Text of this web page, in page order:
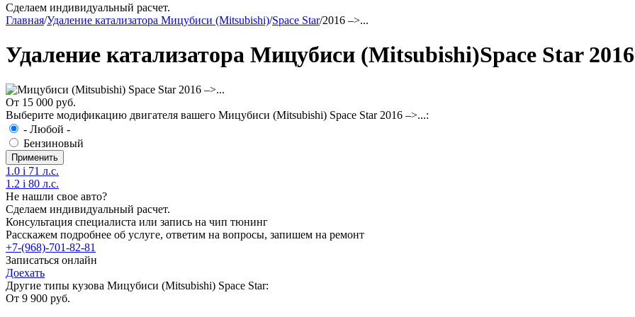
Сделаем индивидуальный расчет.
Главная/Удаление катализатора Мицубиси (Mitsubishi)/Space Star/2016 –>...
Удаление катализатора Мицубиси (Mitsubishi)Space Star
От 15 000 руб.
Выберите модификацию двигателя вашего Мицубиси (Mitsubishi) Space Star 2016 –>...:
- Любой -
Бензиновый
1.0 i 71 л.с.
1.2 i 80 л.с.
Не нашли свое авто?
Сделаем индивидуальный расчет.
Консультация специалиста или запись на чип тюнинг
Расскажем подробнее об услуге, ответим на вопросы, запишем на ремонт
+7-(968)-701-82-81
Записаться онлайн
Доехать
Другие типы кузова Мицубиси (Mitsubishi) Space Star:
От 9 900 руб.